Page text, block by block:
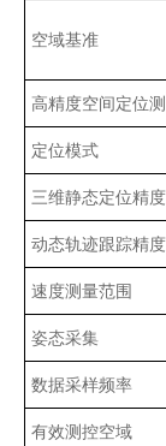
空域基准
高精度空间定位
定位模式
三维静态定位精度
动态轨迹跟踪精度
速度测量范围
姿态采集
数据采样频率
有效测控空域